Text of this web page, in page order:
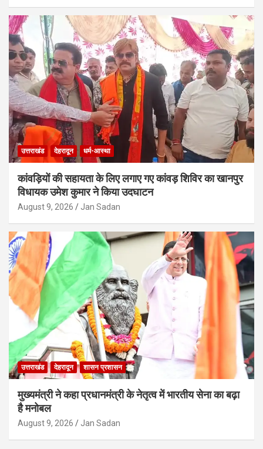
उत्तराखंड देहरादून धर्म-आस्था
कांवड़ियों की सहायता के लिए लगाए गए कांवड़ शिविर का खानपुर
विधायक उमेश कुमार ने किया उदघाटन
August 9, 2026 Jan Sadan
उत्तराखंड देहरादून शासन प्रशासन
मुख्यमंत्री ने कहा प्रधानमंत्री के नेतृत्व में भारतीय सेना का बढ़ा
है मनोबल
August 9, 2026 Jan Sadan